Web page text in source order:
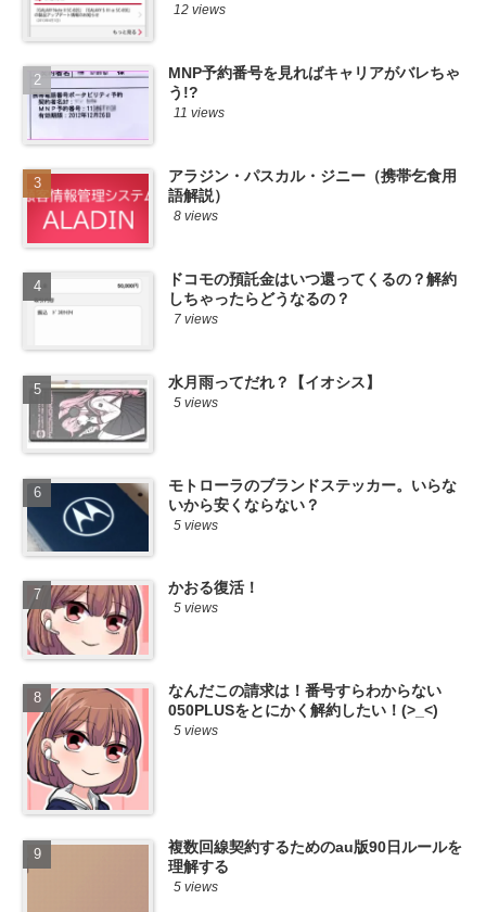
12 views
MNP予約番号を見ればキャリアがバレちゃ
う!?
11 views
アラジン・パスカル・ジニー（携帯乞食用
語解説）
8 views
ドコモの預託金はいつ還ってくるの？解約
しちゃったらどうなるの？
7 views
水月雨ってだれ？【イオシス】
5 views
モトローラのブランドステッカー。いらな
いから安くならない？
5 views
かおる復活！
5 views
なんだこの請求は！番号すらわからない
050PLUSをとにかく解約したい！(>_<)
5 views
複数回線契約するためのau版90日ルールを
理解する
5 views